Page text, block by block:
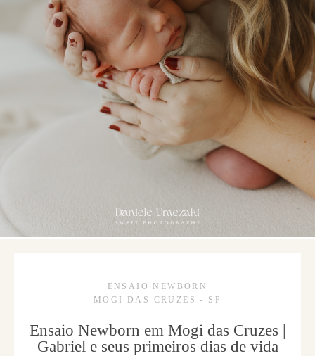
ENSAIO NEWBORN
MOGI DAS CRUZES - SP
Ensaio Newborn em Mogi das Cruzes |
Gabriel e seus primeiros dias de vida